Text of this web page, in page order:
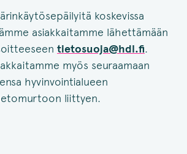
koskevissa
asiakkaitamme lähettämään
tietosuoja@hdl.fi.
myös seuraamaan
hyvinvointialueen
liittyen.